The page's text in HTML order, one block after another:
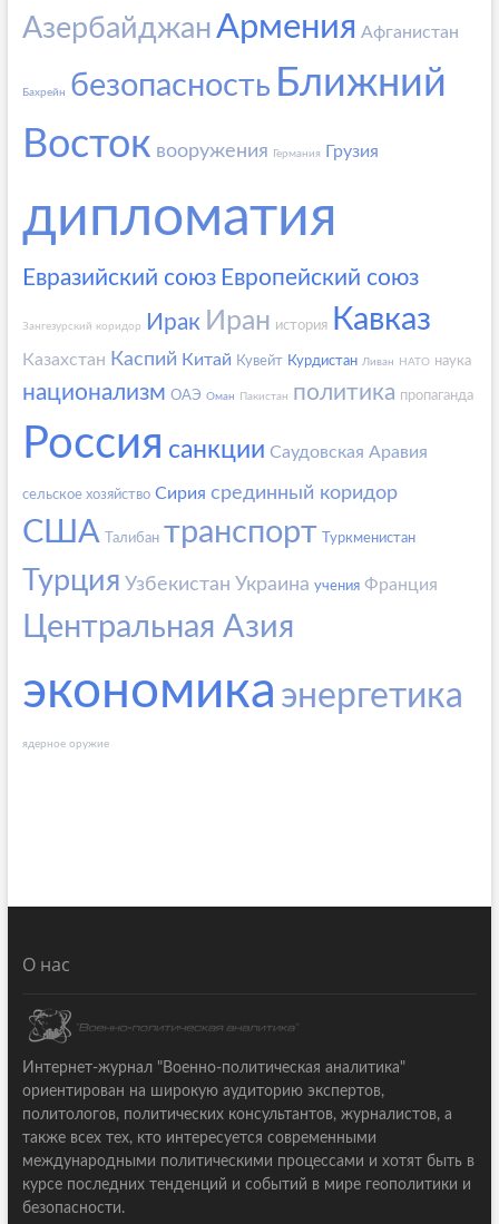
АзербайджанАрмения Афганистан
Бахрейн безопасность Ближний
Восток вооружения Германия Грузия
дипломатия
Евразийский союз Европейский союз
Зангезурский коридор Ирак Иран история Кавказ
Казахстан Каспий Китай Кувейт Курдистан Ливан НАТО наука
национализм ОАЭ Оман Пакистан политика пропаганда
Россия санкции Саудовская Аравия
сельское хозяйство Сирия срединный коридор
США Талибан транспорт Туркменистан
Турция Узбекистан Украина учения Франция
Центральная Азия
экономика энергетика
ядерное оружие
О нас
Интернет-журнал "Военно-политическая аналитика"
ориентирован на широкую аудиторию экспертов,
политологов, политических консультантов, журналистов, а
также всех тех, кто интересуется современными
международными политическими процессами и хотят быть в
курсе последних тенденций и событий в мире геополитики и
безопасности.